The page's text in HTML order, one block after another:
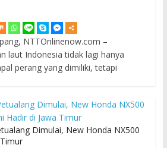
NTTOnlinenow.com –
laut Indonesia tidak lagi hanya
perang yang dimiliki, tetapi
Dimulai, New Honda NX500